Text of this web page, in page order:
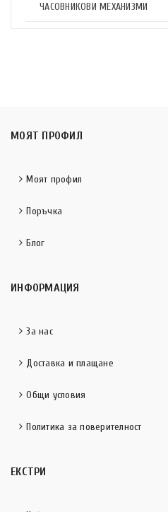
ЧАСОВНИКОВИ МЕХАНИЗМИ
МОЯТ ПРОФИЛ
Моят профил
Поръчка
Блог
ИНФОРМАЦИЯ
За нас
Доставка и плащане
Общи условия
Политика за поверителност
ЕКСТРИ